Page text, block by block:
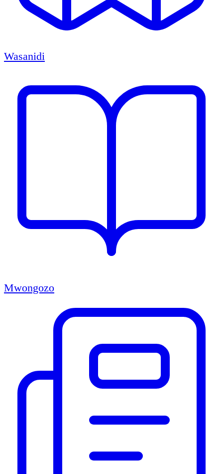
Wasanidi
Mwongozo